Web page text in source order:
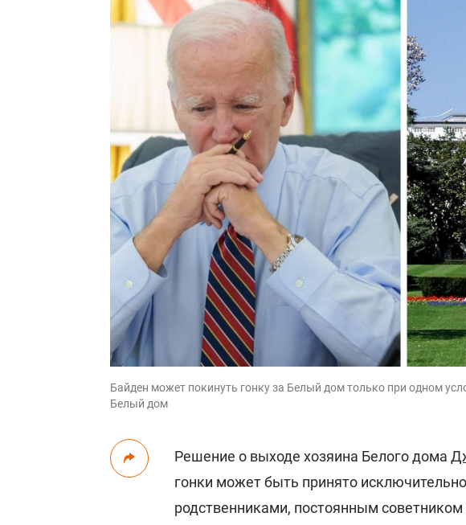
Байден может покинуть гонку за Белый дом только при одном
Белый дом
Решение о выходе хозяина Белого дома
гонки может быть принято
родственниками, постоянным